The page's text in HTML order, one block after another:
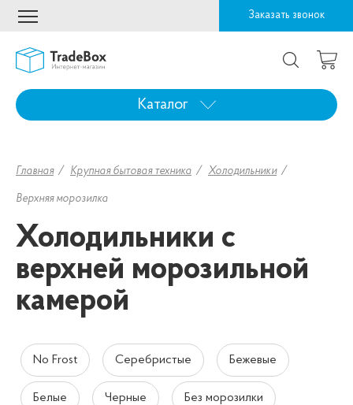
Заказать звонок
Каталог
Главная Крупная бытовая техника Холодильники
Верхняя морозилка
Холодильники с
верхней морозильной
камерой
No Frost Серебристые Бежевые
Белые Черные Без морозилки